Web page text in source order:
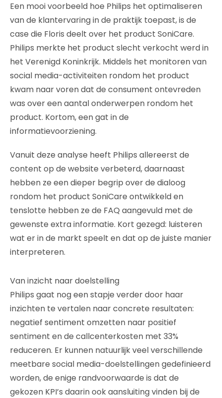
Een mooi voorbeeld hoe Philips het optimaliseren
van de klantervaring in de praktijk toepast, is de
case die Floris deelt over het product SoniCare.
Philips merkte het product slecht verkocht werd in
het Verenigd Koninkrijk. Middels het monitoren van
social media-activiteiten rondom het product
kwam naar voren dat de consument ontevreden
was over een aantal onderwerpen rondom het
product. Kortom, een gat in de
informatievoorziening.
Vanuit deze analyse heeft Philips allereerst de
content op de website verbeterd, daarnaast
hebben ze een dieper begrip over de dialoog
rondom het product SoniCare ontwikkeld en
tenslotte hebben ze de FAQ aangevuld met de
gewenste extra informatie. Kort gezegd: luisteren
wat er in de markt speelt en dat op de juiste manier
interpreteren.
Van inzicht naar doelstelling
Philips gaat nog een stapje verder door haar
inzichten te vertalen naar concrete resultaten:
negatief sentiment omzetten naar positief
sentiment en de callcenterkosten met 33%
reduceren. Er kunnen natuurlijk veel verschillende
meetbare social media-doelstellingen gedefinieerd
worden, de enige randvoorwaarde is dat de
gekozen KPI’s daarin ook aansluiting vinden bij de